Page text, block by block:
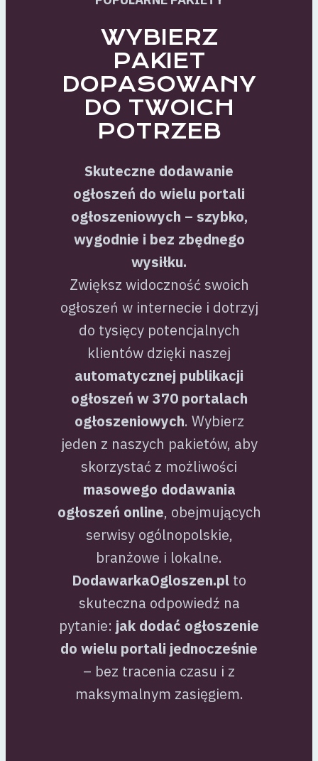
WYBIERZ
PAKIET
DOPASOWANY
DO TWOICH
POTRZEB
Skuteczne dodawanie
ogłoszeń do wielu portali
ogłoszeniowych – szybko,
wygodnie i bez zbędnego
wysiłku.
Zwiększ widoczność swoich
ogłoszeń w internecie i dotrzyj
do tysięcy potencjalnych
klientów dzięki naszej
automatycznej publikacji
ogłoszeń w 370 portalach
ogłoszeniowych. Wybierz
jeden z naszych pakietów, aby
skorzystać z możliwości
masowego dodawania
ogłoszeń online, obejmujących
serwisy ogólnopolskie,
branżowe i lokalne.
DodawarkaOgloszen.pl to
skuteczna odpowiedź na
pytanie: jak dodać ogłoszenie
do wielu portali jednocześnie
– bez tracenia czasu i z
maksymalnym zasięgiem.